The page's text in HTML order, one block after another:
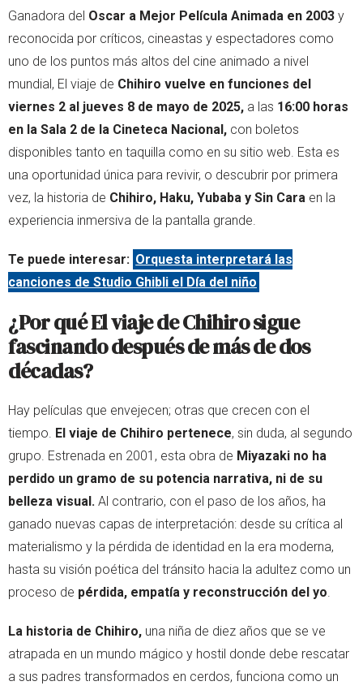
Ganadora del Oscar a Mejor Película Animada en 2003 y
reconocida por críticos, cineastas y espectadores como
uno de los puntos más altos del cine animado a nivel
mundial, El viaje de Chihiro vuelve en funciones del
viernes 2 al jueves 8 de mayo de 2025, a las 16:00 horas
en la Sala 2 de la Cineteca Nacional, con boletos
disponibles tanto en taquilla como en su sitio web. Esta es
una oportunidad única para revivir, o descubrir por primera
vez, la historia de Chihiro, Haku, Yubaba y Sin Cara en la
experiencia inmersiva de la pantalla grande.
Te puede interesar: Orquesta interpretará las
canciones de Studio Ghibli el Día del niño
¿Por qué El viaje de Chihiro sigue
fascinando después de más de dos
décadas?
Hay películas que envejecen; otras que crecen con el
tiempo. El viaje de Chihiro pertenece, sin duda, al segundo
grupo. Estrenada en 2001, esta obra de Miyazaki no ha
perdido un gramo de su potencia narrativa, ni de su
belleza visual. Al contrario, con el paso de los años, ha
ganado nuevas capas de interpretación: desde su crítica al
materialismo y la pérdida de identidad en la era moderna,
hasta su visión poética del tránsito hacia la adultez como un
proceso de pérdida, empatía y reconstrucción del yo
La historia de Chihiro, una niña de diez años que se ve
atrapada en un mundo mágico y hostil donde debe rescatar
a sus padres transformados en cerdos, funciona como un